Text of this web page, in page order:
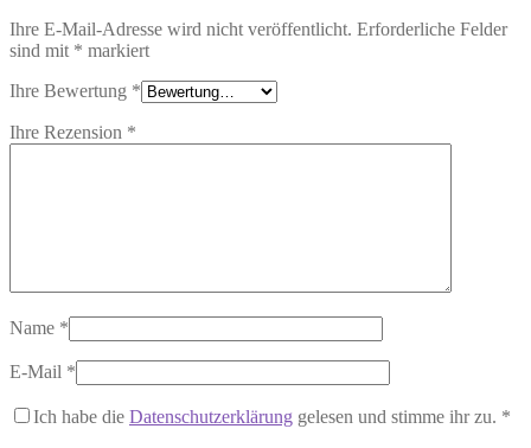
Ihre E-Mail-Adresse wird nicht veröffentlicht. Erforderliche Felder
sind mit * markiert
Ihre Bewertung *
Ihre Rezension *
Name *
E-Mail *
Ich habe die Datenschutzerklärung gelesen und stimme ihr zu. *